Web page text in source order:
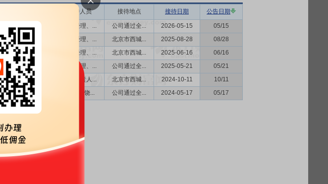
接待人员 接待地点 接待日期 公告日期
业绩说明会 副总经理、... 公司通过全... 2026-05-15
05/15
特定对象调研 副总经理、... 北京市西城... 2025-08-28
08/28
特定对象调研 副总经理、... 北京市西城... 2025-06-16
06/16
业绩说明会 副总经理、... 公司通过全... 2025-05-21
05/21
特定对象调研 财务负责人... 北京市西城... 2024-10-11
10/11
业绩说明会 总经理 饶... 公司通过全... 2024-05-17 05/17